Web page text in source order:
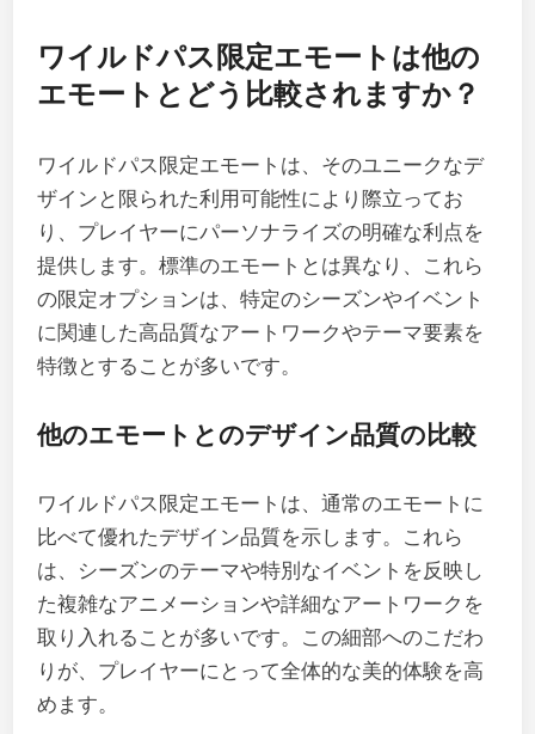
ワイルドパス限定エモートは他の
エモートとどう比較されますか？
ワイルドパス限定エモートは、そのユニークなデ
ザインと限られた利用可能性により際立ってお
り、プレイヤーにパーソナライズの明確な利点を
提供します。標準のエモートとは異なり、これら
の限定オプションは、特定のシーズンやイベント
に関連した高品質なアートワークやテーマ要素を
特徴とすることが多いです。
他のエモートとのデザイン品質の比較
ワイルドパス限定エモートは、通常のエモートに
比べて優れたデザイン品質を示します。これら
は、シーズンのテーマや特別なイベントを反映し
た複雑なアニメーションや詳細なアートワークを
取り入れることが多いです。この細部へのこだわ
りが、プレイヤーにとって全体的な美的体験を高
めます。